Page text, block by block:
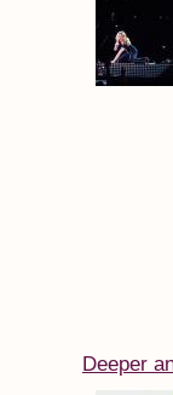
Deeper